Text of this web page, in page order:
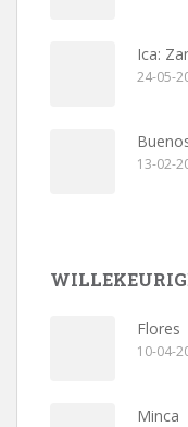
Ica:
24-05-
13-02-
Flores
10-04-
Minca